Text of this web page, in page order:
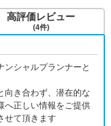
ンシャルプランナーと
向き合わず、潜在的な
へ正しい情報をご提供
せて頂きます
高評価レビュー
(4件)